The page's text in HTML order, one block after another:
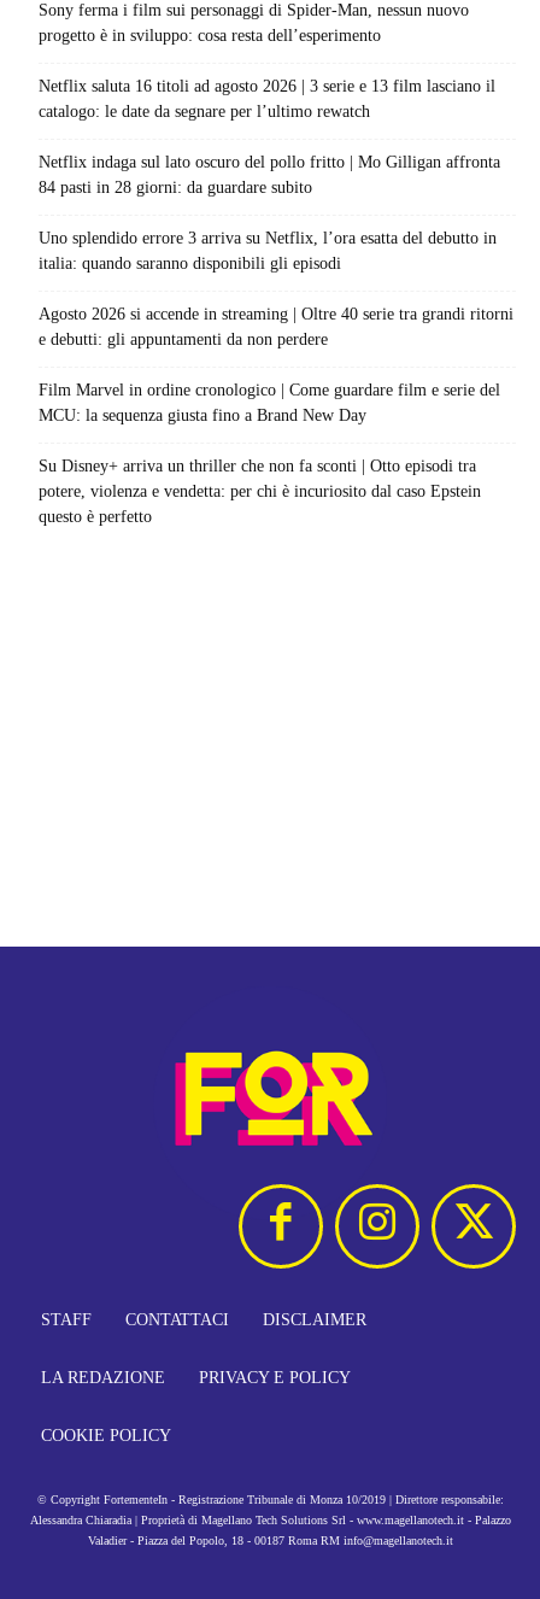
Sony ferma i film sui personaggi di Spider-Man, nessun nuovo
progetto è in sviluppo: cosa resta dell’esperimento
Netflix saluta 16 titoli ad agosto 2026 | 3 serie e 13 film lasciano il
catalogo: le date da segnare per l’ultimo rewatch
Netflix indaga sul lato oscuro del pollo fritto | Mo Gilligan affronta
84 pasti in 28 giorni: da guardare subito
Uno splendido errore 3 arriva su Netflix, l’ora esatta del debutto in
italia: quando saranno disponibili gli episodi
Agosto 2026 si accende in streaming | Oltre 40 serie tra grandi ritorni
e debutti: gli appuntamenti da non perdere
Film Marvel in ordine cronologico | Come guardare film e serie del
MCU: la sequenza giusta fino a Brand New Day
Su Disney+ arriva un thriller che non fa sconti | Otto episodi tra
potere, violenza e vendetta: per chi è incuriosito dal caso Epstein
questo è perfetto
STAFF CONTATTACI DISCLAIMER
LA REDAZIONE PRIVACY E POLICY
COOKIE POLICY
© Copyright FortementeIn - Registrazione Tribunale di Monza 10/2019 | Direttore responsabile:
Alessandra Chiaradia | Proprietà di Magellano Tech Solutions Srl - www.magellanotech.it - Palazzo
Valadier - Piazza del Popolo, 18 - 00187 Roma RM info@magellanotech.it